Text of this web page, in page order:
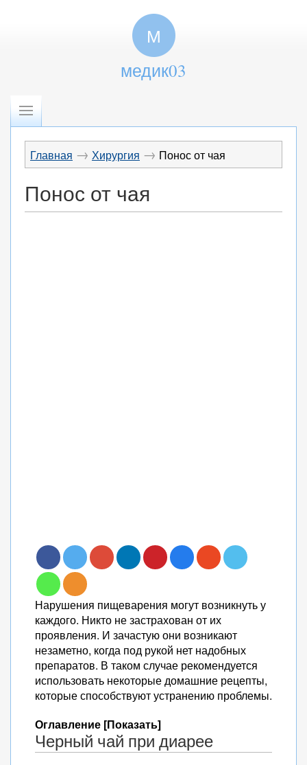
М
медик03
Главная → Хирургия → Понос от чая
Понос от чая
Нарушения пищеварения могут возникнуть у
каждого. Никто не застрахован от их
проявления. И зачастую они возникают
незаметно, когда под рукой нет надобных
препаратов. В таком случае рекомендуется
использовать некоторые домашние рецепты,
которые способствуют устранению проблемы.
Оглавление [Показать]
Черный чай при диарее